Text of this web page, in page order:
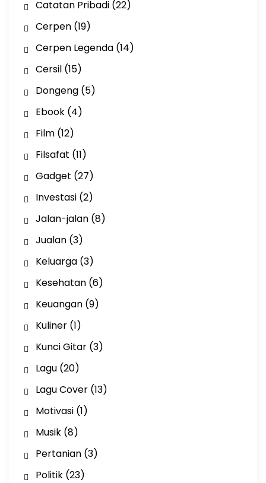
Catatan Pribadi(22)
Cerpen(19)
Cerpen Legenda(14)
Cersil(15)
Dongeng(5)
Ebook(4)
Film(12)
Filsafat (11)
Gadget (27)
Investasi(2)
Jalan-jalan(8)
Jualan(3)
Keluarga(3)
Kesehatan(6)
Keuangan(9)
Kuliner(1)
Kunci Gitar(3)
Lagu(20)
Lagu Cover(13)
Motivasi(1)
Musik(8)
Pertanian(3)
Politik(23)